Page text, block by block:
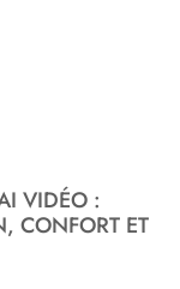
VIDÉO :
CONFORT ET